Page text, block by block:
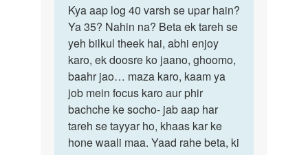
to
Kya
shadi
ke
do
shal
tuk
mai
by
Kya
aap
log
40
varsh
se
upar
Kya aap log 40 varsh se upar hain?
Ya 35? Nahin na? Beta ek tareh se
yeh bilkul theek hai, abhi enjoy
karo, ek doosre ko jaano, ghoomo,
baahr jao… maza karo, kaam ya
job mein focus karo aur phir
bachche ke socho- jab aap har
tareh se tayyar ho, khaas kar ke
hone waali maa. Yaad rahe beta, ki